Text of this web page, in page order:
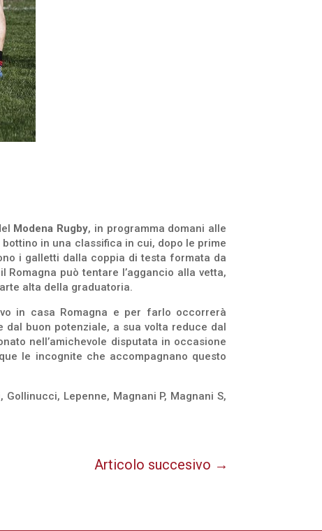
Modena Rugby, in programma domani alle
in una classifica in cui, dopo le prime
i galletti dalla coppia di testa formata da
può tentare l’aggancio alla vetta,
alta della graduatoria.
in casa Romagna e per farlo occorrerà
buon potenziale, a sua volta reduce dal
nell’amichevole disputata in occasione
le incognite che accompagnano questo
Lepenne, Magnani P, Magnani S,
Articolo succesivo →